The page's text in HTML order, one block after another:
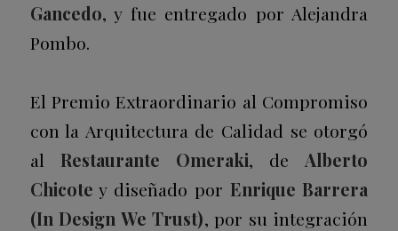
Gancedo, y fue entregado por Alejandra
Pombo.
El Premio Extraordinario al Compromiso
con la Arquitectura de Calidad se otorgó
al Restaurante Omeraki, de Alberto
Chicote y diseñado por Enrique Barrera
(In Design We Trust), por su integración